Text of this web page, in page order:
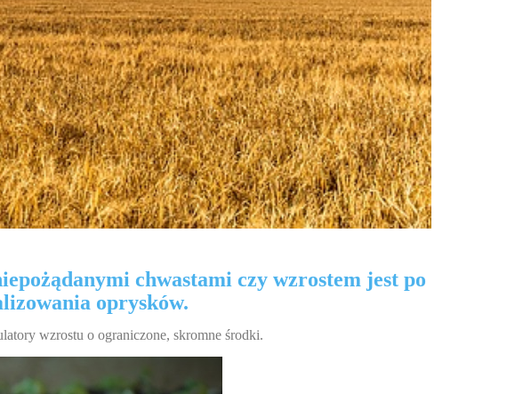
chwastami czy wzrostem jest po
oprysków.
wzrostu o ograniczone, skromne środki.